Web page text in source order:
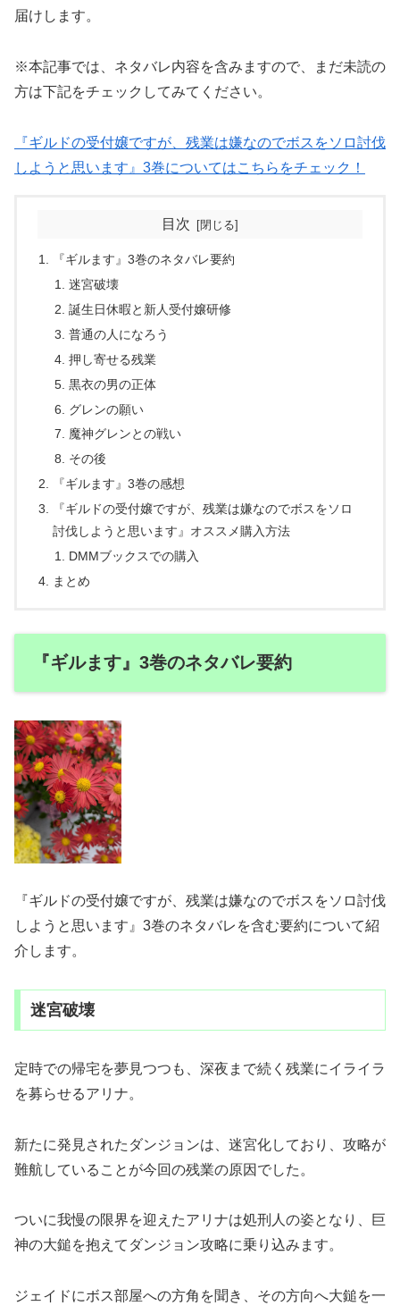
届けします。
※本記事では、ネタバレ内容を含みますので、まだ未読の
方は下記をチェックしてみてください。
『ギルドの受付嬢ですが、残業は嫌なのでボスをソロ討伐
しようと思います』3巻についてはこちらをチェック！
目次
『ギルます』3巻のネタバレ要約
迷宮破壊
誕生日休暇と新人受付嬢研修
普通の人になろう
押し寄せる残業
黒衣の男の正体
グレンの願い
魔神グレンとの戦い
その後
『ギルます』3巻の感想
『ギルドの受付嬢ですが、残業は嫌なのでボスをソロ
討伐しようと思います』オススメ購入方法
DMMブックスでの購入
まとめ
『ギルます』3巻のネタバレ要約
『ギルドの受付嬢ですが、残業は嫌なのでボスをソロ討伐
しようと思います』3巻のネタバレを含む要約について紹
介します。
迷宮破壊
定時での帰宅を夢見つつも、深夜まで続く残業にイライラ
を募らせるアリナ。
新たに発見されたダンジョンは、迷宮化しており、攻略が
難航していることが今回の残業の原因でした。
ついに我慢の限界を迎えたアリナは処刑人の姿となり、巨
神の大鎚を抱えてダンジョン攻略に乗り込みます。
ジェイドにボス部屋への方角を聞き、その方向へ大鎚を一